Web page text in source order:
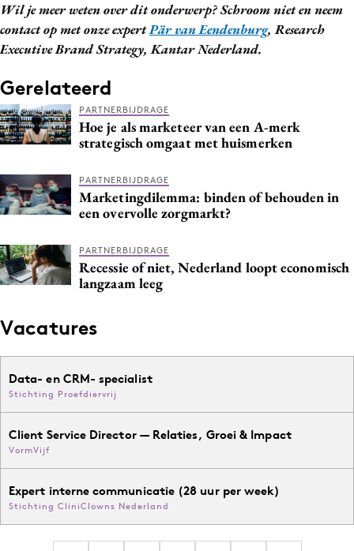
Wil je meer weten over dit onderwerp? Schroom niet en neem
contact op met onze expertPär van Eendenburg, Research
Executive Brand Strategy, Kantar Nederland.
Gerelateerd
PARTNERBIJDRAGE
Hoe je als marketeer van een A-merk
strategisch omgaat met huismerken
PARTNERBIJDRAGE
Marketingdilemma: binden of behouden in
een overvolle zorgmarkt?
PARTNERBIJDRAGE
Recessie of niet, Nederland loopt economisch
langzaam leeg
Vacatures
Data- en CRM- specialist
Stichting Proefdiervrij
Client Service Director — Relaties, Groei & Impact
VormVijf
Expert interne communicatie (28 uur per week)
Stichting CliniClowns Nederland